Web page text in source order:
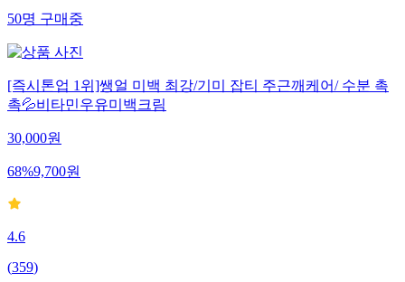
50명구매중
[즉시톤업 1위]쌩얼 미백 최강/기미 잡티 주근깨케어/ 수분 촉
촉💦비타민우유미백크림
30,000원
68%9,700원
4.6
(359)